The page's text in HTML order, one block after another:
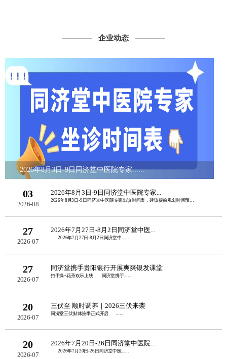
企业动态
2026年8月3日-9日同济堂中医院专家......
03
2026-08
2026年8月3日-9日同济堂中医院专家...
27
2026-07
2026年7月27日-8月2日同济堂中医...
2026年7月27日-8月2日同济堂中......
27
2026-07
同济堂携手贵阳银行开展爽爽银发课堂
拍手操+花茶欢乐上线 同济堂携手......
20
2026-07
三伏至 顺时调养｜2026三伏来袭
同济堂三伏贴体验季正式开启 ......
20
2026-07
2026年7月20日-26日同济堂中医院...
2026年7月20日-26日同济堂中医......